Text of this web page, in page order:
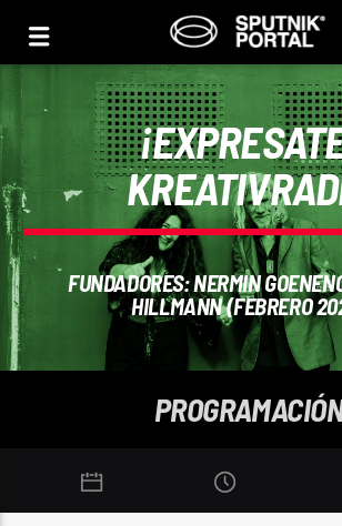
0:00
FUNDADORES: NERMIN
HILLMANN (FEBRERO